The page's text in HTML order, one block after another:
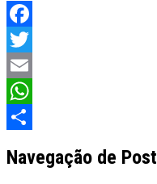
Facebook
Twitter
Email
WhatsApp
Navegação de Post